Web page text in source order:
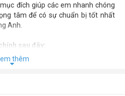
đích giúp các em nhanh chóng
tâm để có sự chuẩn bị tốt nhất
Anh.
sau đây:
thêm